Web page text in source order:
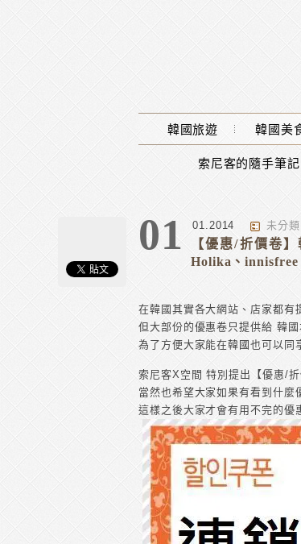
Main Menu
韓國旅遊 韓國美
索尼客的隨手筆記
01 01.2014 未分類
【優惠/折價卷
Holika、
在韓國其實各大網站、店家都有
但大部份的優惠卷只提供給 韓
為了方便大家能在韓國也可以同
索尼客X空間 特別提出【優惠/
當然也希望大家如果有看到什麼
這樣之後大家才會有用不完的優